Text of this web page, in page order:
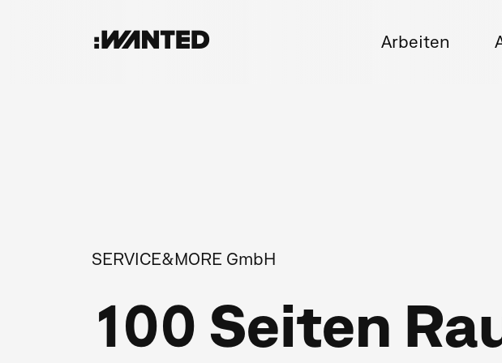
:WANTED Arbeiten
SERVICE&MORE GmbH
100 Seiten